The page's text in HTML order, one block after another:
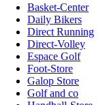
Basket-Center
Daily Bikers
Direct Running
Direct-Volley
Espace Golf
Foot-Store
Galop Store
Golf and co